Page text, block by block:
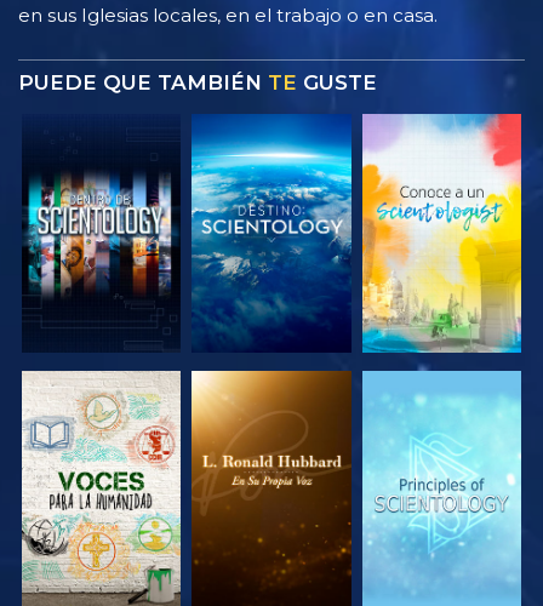
en sus Iglesias locales, en el trabajo o en casa.
PUEDE QUE TAMBIÉN TE GUSTE
EXPLORA LAS
SERIES
EXPLORA LAS
SERIES
EXPLORA LAS
SERIES